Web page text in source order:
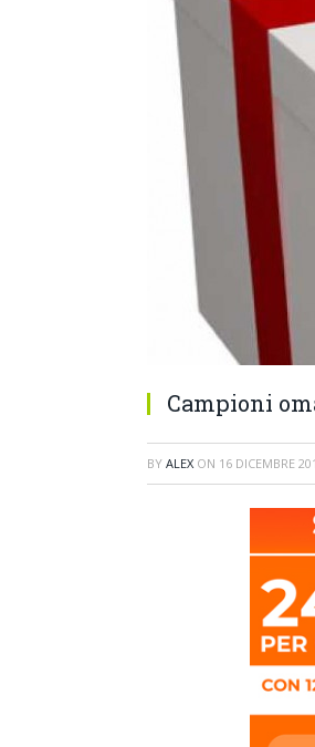
Campioni
BY ALEX ON 16 DICEMBRE